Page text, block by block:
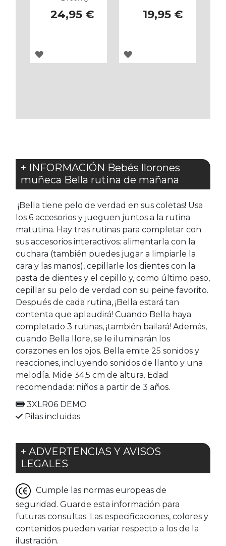
24,95 €
AGREGAR
19,95 €
AGREGAR
+ INFORMACIÓN Bebés llorones
muñeca Bella rutina de mañana
¡Bella tiene pelo de verdad en sus coletas! Usa
los 6 accesorios y jueguen juntos a la rutina
matutina. Hay tres rutinas para completar con
sus accesorios interactivos: alimentarla con la
cuchara (también puedes jugar a limpiarle la
cara y las manos), cepillarle los dientes con la
pasta de dientes y el cepillo y, como último paso,
cepillar su pelo de verdad con su peine favorito.
Después de cada rutina, ¡Bella estará tan
contenta que aplaudirá! Cuando Bella haya
completado 3 rutinas, ¡también bailará! Además,
cuando Bella llore, se le iluminarán los
corazones en los ojos. Bella emite 25 sonidos y
reacciones, incluyendo sonidos de llanto y una
melodía. Mide 34,5 cm de altura. Edad
recomendada: niños a partir de 3 años.
3XLR06 DEMO
Pilas incluidas
+ ADVERTENCIAS Y AVISOS
LEGALES
Cumple las normas europeas de
seguridad. Guarde esta información para
futuras consultas. Las especificaciones, colores y
contenidos pueden variar respecto a los de la
ilustración.